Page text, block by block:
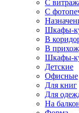
С
С
Шкафы-
В
В
Шкафы-
Детские
Офисные
Для книг
Для
На